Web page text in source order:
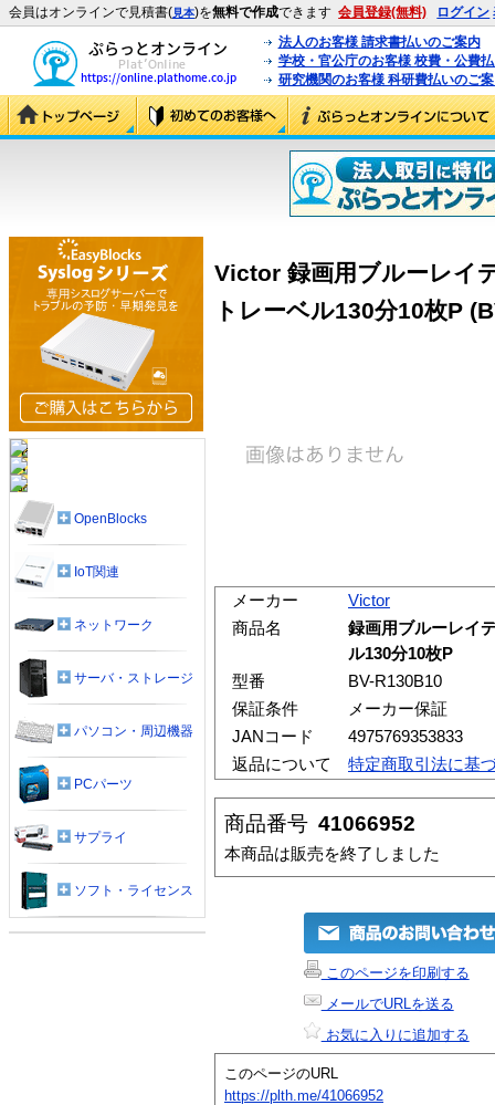
会員はオンラインで見積書(見本)を無料で作成できます 会員登録(無料) ログイン
法人のお客様 請求書払いのご案内
学校・官公庁のお客様 校費・公費
研究機関のお客様 科研費払いのご
Victor 録画用ブルーレイ
トレーベル130分10枚P
メーカー
Victor
商品名
録画用ブルーレイ
ル130分10枚P
型番
BV-R130B10
保証条件
メーカー保証
JANコード
4975769353833
返品について
特定商取引法に基
商品番号 41066952
本商品は販売を終了しました
このページを印刷する
メールでURLを送る
お気に入りに追加する
このページのURL
https://plth.me/41066952
OpenBlocks
IoT関連
ネットワーク
サーバ・ストレージ
パソコン・周辺機器
PCパーツ
サプライ
ソフト・ライセンス